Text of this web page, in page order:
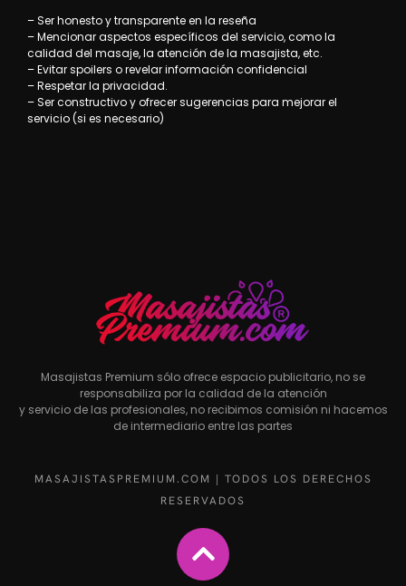
– Ser honesto y transparente en la reseña
– Mencionar aspectos específicos del servicio, como la
calidad del masaje, la atención de la masajista, etc.
– Evitar spoilers o revelar información confidencial
– Respetar la privacidad.
– Ser constructivo y ofrecer sugerencias para mejorar el
servicio (si es necesario)
Masajistas Premium sólo ofrece espacio publicitario, no se
responsabiliza por la calidad de la atención
y servicio de las profesionales, no recibimos comisión ni hacemos
de intermediario entre las partes
MASAJISTASPREMIUM.COM | TODOS LOS DERECHOS
RESERVADOS